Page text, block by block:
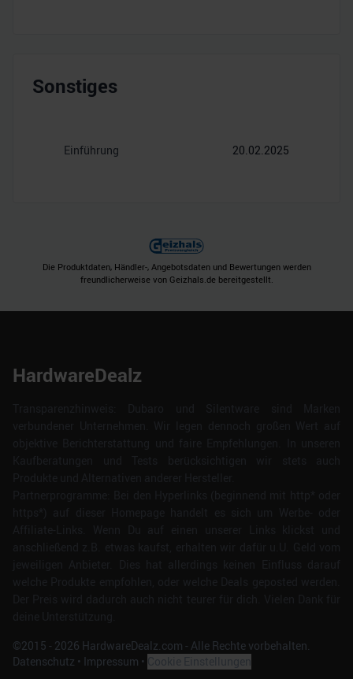
Sonstiges
Einführung 20.02.2025
Die Produktdaten, Händler-, Angebotsdaten und Bewertungen werden
freundlicherweise von Geizhals.de bereitgestellt.
HardwareDealz
©2015 - 2026 HardwareDealz.com - Alle Rechte vorbehalten.
Datenschutz • Impressum •